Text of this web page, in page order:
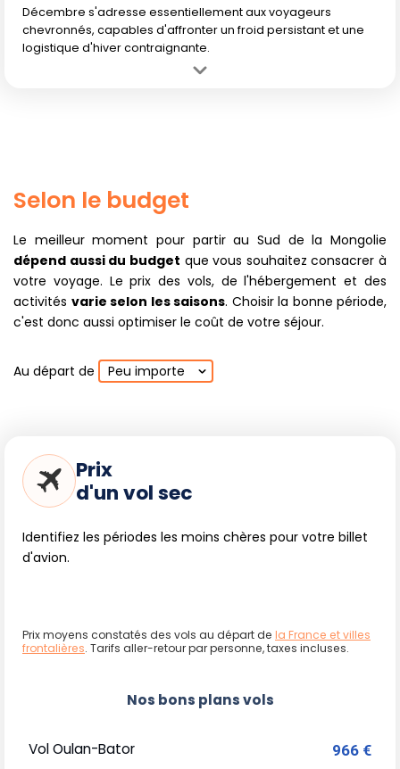
Décembre s'adresse essentiellement aux voyageurs
chevronnés, capables d'affronter un froid persistant et une
logistique d'hiver contraignante.
Selon le budget
Le meilleur moment pour partir au Sud de la Mongolie
dépend aussi du budget que vous souhaitez consacrer à
votre voyage. Le prix des vols, de l'hébergement et des
activités varie selon les saisons. Choisir la bonne période,
c'est donc aussi optimiser le coût de votre séjour.
Au départ de Peu importe
Prix
d'un vol sec
Identifiez les périodes les moins chères pour votre billet
d'avion.
Prix moyens constatés des vols au départ de la France et villes
frontalières. Tarifs aller-retour par personne, taxes incluses.
Nos bons plans vols
Vol Oulan-Bator 966 €